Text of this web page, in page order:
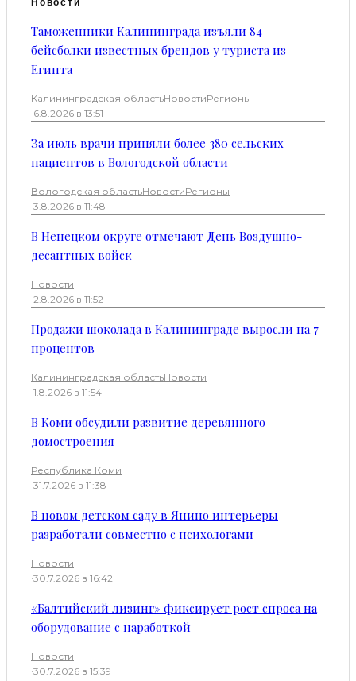
Таможенники Калининграда изъяли 84
бейсболки известных брендов у туриста из
Египта
Калининградская областьНовостиРегионы
·6.8.2026 в 13:51
За июль врачи приняли более 380 сельских
пациентов в Вологодской области
Вологодская областьНовостиРегионы
·3.8.2026 в 11:48
В Ненецком округе отмечают День Воздушно-
десантных войск
Новости
·2.8.2026 в 11:52
Продажи шоколада в Калининграде выросли на 7
процентов
Калининградская областьНовости
·1.8.2026 в 11:54
В Коми обсудили развитие деревянного
домостроения
Республика Коми
·31.7.2026 в 11:38
В новом детском саду в Янино интерьеры
разработали совместно с психологами
Новости
·30.7.2026 в 16:42
«Балтийский лизинг» фиксирует рост спроса на
оборудование с наработкой
Новости
·30.7.2026 в 15:39